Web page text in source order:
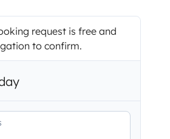
request is free and
to confirm.